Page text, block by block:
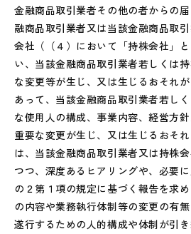
金融商品取引業者その他の者からの
融商品取引業者又は当該金融商品取
会社（（４）において「持株会社」
い、当該金融商品取引業者若しくは
な変更等が生じ、又は生じるおそれ
あって、当該金融商品取引業者若し
な使用人の構成、事業内容、経営方
重要な変更が生じ、又は生じるおそ
は、当該金融商品取引業者又は持株
つつ、深度あるヒアリングや、必要
の２第１項の規定に基づく報告を求
の内容や業務執行体制等の変更の有
遂行するための人的構成や体制が引